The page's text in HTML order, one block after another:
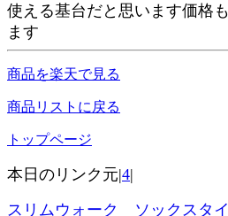
使える基台だと思います価格
ます
商品を楽天で見る
商品リストに戻る
トップページ
本日のリンク元|4|
スリムウォーク ソックスタ